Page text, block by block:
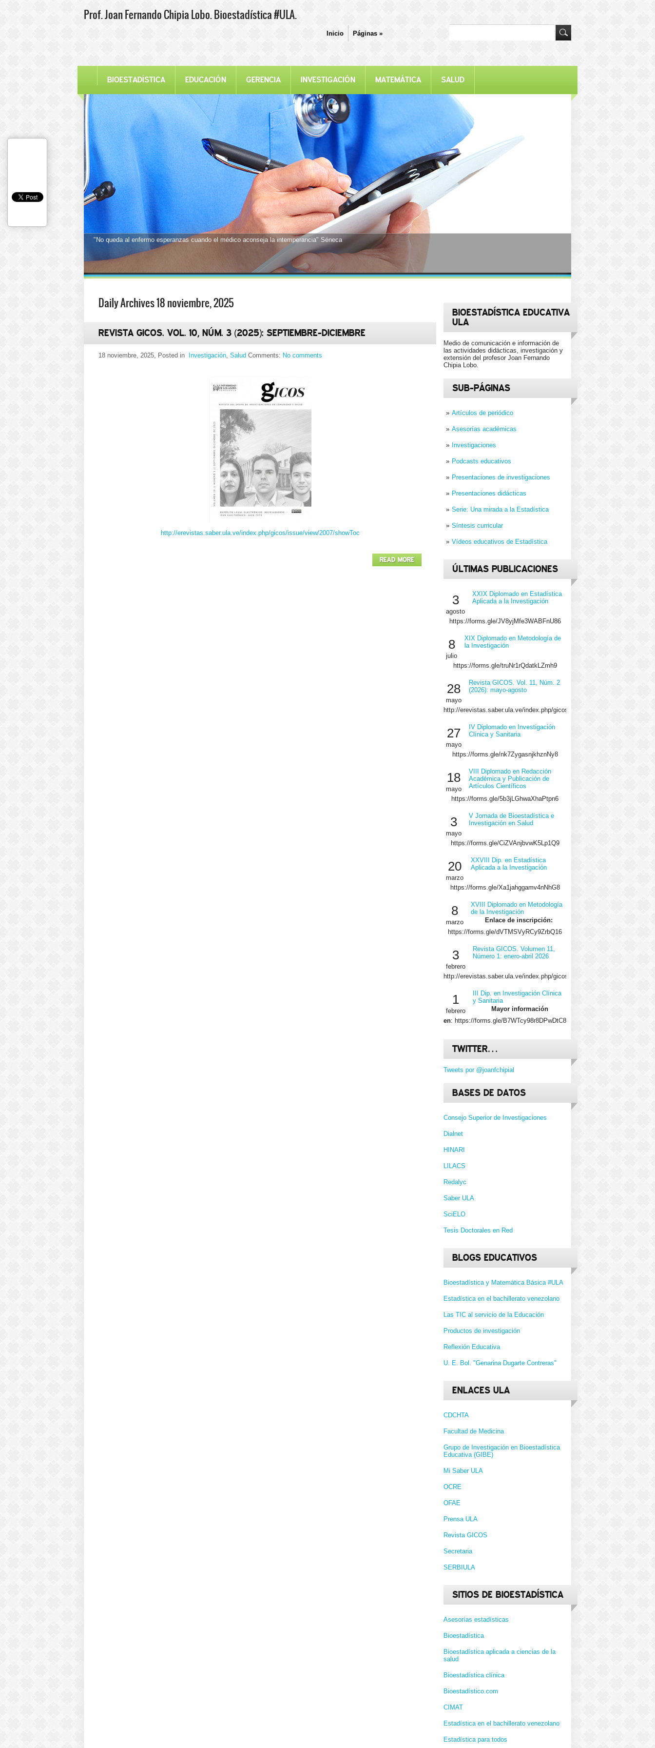
Prof. Joan Fernando Chipia Lobo. Bioestadística #ULA.
Inicio Páginas »
BIOESTADÍSTICA EDUCACIÓN GERENCIA INVESTIGACIÓN MATEMÁTICA SALUD
"No queda al enfermo esperanzas cuando el médico aconseja la intemperancia" Séneca
BIOESTADÍSTICA EDUCATIVA
ULA
Medio de comunicación e información de
las actividades didácticas, investigación y
extensión del profesor Joan Fernando
Chipia Lobo.
SUB-PÁGINAS
Artículos de periódico
Asesorías académicas
Investigaciones
Podcasts educativos
Presentaciones de investigaciones
Presentaciones didácticas
Serie: Una mirada a la Estadística
Síntesis curricular
Vídeos educativos de Estadística
ÚLTIMAS PUBLICACIONES
3
agosto
XXIX Diplomado en Estadística
Aplicada a la Investigación
https://forms.gle/JV8yjMfe3WABFnU86
8
julio
XIX Diplomado en Metodología de
la Investigación
https://forms.gle/truNr1rQdatkLZmh9
28
mayo
Revista GICOS. Vol. 11, Núm. 2
(2026): mayo-agosto
http://erevistas.saber.ula.ve/index.php/gicos/issue/view/2064/showToc
27
mayo
IV Diplomado en Investigación
Clínica y Sanitaria
https://forms.gle/nk7ZygasnjkhznNy8
18
mayo
VIII Diplomado en Redacción
Académica y Publicación de
Artículos Científicos
https://forms.gle/5b3jLGhwaXhaPtpn6
3
mayo
V Jornada de Bioestadística e
Investigación en Salud
https://forms.gle/CiZVAnjbvwK5Lp1Q9
20
marzo
XXVIII Dip. en Estadística
Aplicada a la Investigación
https://forms.gle/Xa1jahggamv4nNhG8
8
marzo
XVIII Diplomado en Metodología
de la Investigación
Enlace de inscripción:
https://forms.gle/dVTMSVyRCy9ZrbQ16
3
febrero
Revista GICOS. Volumen 11,
Número 1: enero-abril 2026
http://erevistas.saber.ula.ve/index.php/gicos/issue/view/2029/showToc
1
febrero
III Dip. en Investigación Clínica
y Sanitaria
Mayor información
en: https://forms.gle/B7WTcy98r8DPwDtC8
TWITTER…
Tweets por @joanfchipial
BASES DE DATOS
Consejo Superior de Investigaciones
Dialnet
HINARI
LILACS
Redalyc
Saber ULA
SciELO
Tesis Doctorales en Red
BLOGS EDUCATIVOS
Bioestadística y Matemática Básica #ULA
Estadística en el bachillerato venezolano
Las TIC al servicio de la Educación
Productos de investigación
Reflexión Educativa
U. E. Bol. "Genarina Dugarte Contreras"
ENLACES ULA
CDCHTA
Facultad de Medicina
Grupo de Investigación en Bioestadística
Educativa (GIBE)
Mi Saber ULA
OCRE
OFAE
Prensa ULA
Revista GICOS
Secretaria
SERBIULA
SITIOS DE BIOESTADÍSTICA
Asesorías estadísticas
Bioestadística
Bioestadística aplicada a ciencias de la
salud
Bioestadística clínica
Bioestadístico.com
CIMAT
Estadística en el bachillerato venezolano
Estadística para todos
Daily Archives 18 noviembre, 2025
REVISTA GICOS. VOL. 10, NÚM. 3 (2025): SEPTIEMBRE-DICIEMBRE
18 noviembre, 2025, Posted in Investigación, Salud Comments: No comments
http://erevistas.saber.ula.ve/index.php/gicos/issue/view/2007/showToc
READ MORE